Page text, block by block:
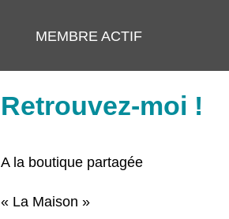
MEMBRE ACTIF
Retrouvez-moi !
A la boutique partagée
« La Maison »